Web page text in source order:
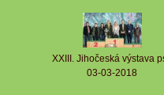
XXIII. Jihočeská výstava
03-03-2018